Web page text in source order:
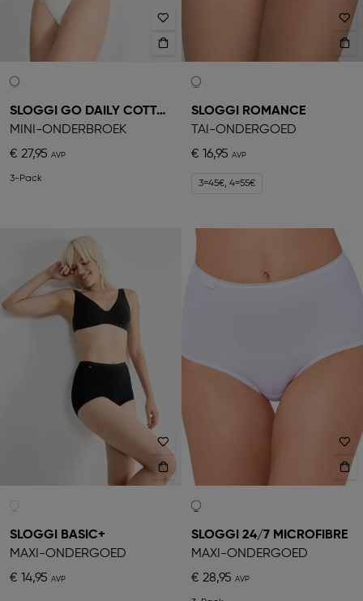
SLOGGI GO DAILY COTTON
MINI-ONDERBROEK
€ 27,95
3-Pack
SLOGGI ROMANCE
TAI-ONDERGOED
€ 16,95
3=45€, 4=55€
SLOGGI BASIC+
MAXI-ONDERGOED
€ 14,95
SLOGGI 24/7 MICROFIBRE
MAXI-ONDERGOED
€ 28,95